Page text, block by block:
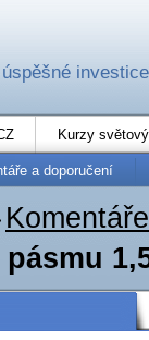
investice
Kurzy
a doporučení